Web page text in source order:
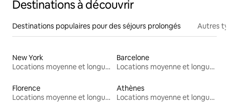
Destinations à découvrir
Destinations populaires pour des séjours prolongés Autres
New York
Locations moyenne et longue durée
Barcelone
Locations moyenne et longue durée
Florence
Locations moyenne et longue durée
Athènes
Locations moyenne et longue durée